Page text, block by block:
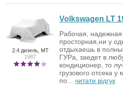
2.4 дизель, MT
1987
Volkswagen LT
Рабочая,
просторная,ни у
отдыхаешь в
ГУРа, заедет в
кондиционер, то
грузового отсека
по... читати відгук